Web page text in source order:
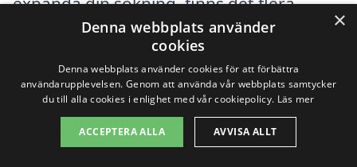
närliggande städer där du också kan hitta
duktiga glasmästare.
Några av städerna i närheten av Habo
som kan vara värda att undersöka är:
×
Denna webbplats använder
cookies
Denna webbplats använder cookies för att förbättra
användarupplevelsen. Genom att använda vår webbplats samtycker
du till alla cookies i enlighet med vår cookiepolicy. Läs mer
ACCEPTERA ALLA AVVISA ALLT